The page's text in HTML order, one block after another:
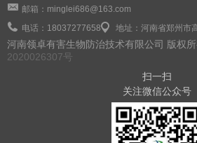
邮箱：minglei686@163.com
电话：18037277658
地址：河南省郑州市
河南领卓有害生物防治技术有限公司 版权所
2020026307号
扫一扫
关注微信公众号